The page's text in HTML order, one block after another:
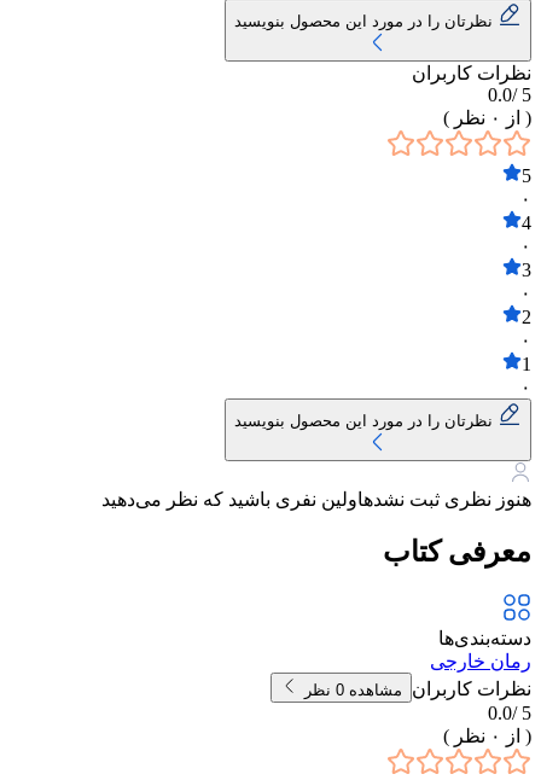
نظرتان را در مورد این محصول بنویسید
نظرات کاربران
5 /
0.0
( از
۰ نظر )
5
۰
4
۰
3
۰
2
۰
1
۰
نظرتان را در مورد این محصول بنویسید
هنوز نظری ثبت نشدهاولین نفری باشید که نظر می‌دهید
معرفی کتاب
دسته‌بندی‌ها
رمان خارجی
نظرات کاربران
مشاهده 0 نظر
5 /
0.0
( از
۰ نظر )